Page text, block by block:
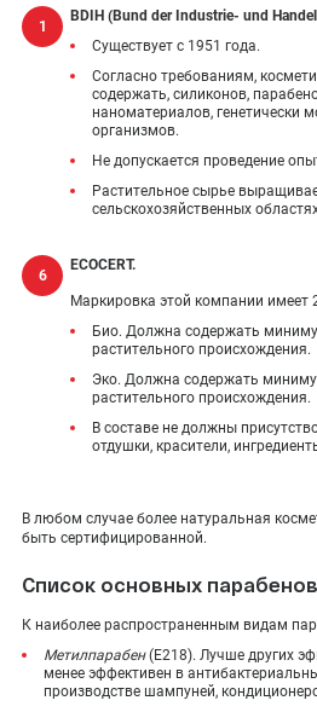
BDIH (Bund der Industrie- und
Существует с 1951 года.
Согласно требованиям,
содержать, силиконов,
наноматериалов, генетически
организмов.
Не допускается проведение
Растительное сырье
сельскохозяйственных
ECOCERT.
Маркировка этой компании имеет
Био. Должна содержать
растительного происхождения.
Эко. Должна содержать
растительного происхождения.
В составе не должны
отдушки, красители,
В любом случае более натуральная
быть сертифицированной.
Список основных парабенов
К наиболее распространенным видам
Метилпарабен(Е218). Лучше других
менее эффективен в
производстве шампуней,